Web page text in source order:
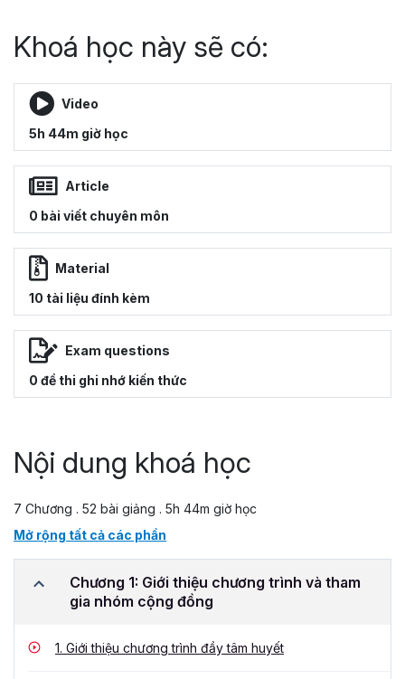
Khoá học này sẽ có:
Video
5h 44m giờ học
Article
0 bài viết chuyên môn
Material
10 tài liệu đính kèm
Exam questions
0 đề thi ghi nhớ kiến thức
Nội dung khoá học
7 Chương . 52 bài giảng . 5h 44m giờ học
Mở rộng tất cả các phần
Chương 1: Giới thiệu chương trình và tham
gia nhóm cộng đồng
1. Giới thiệu chương trình đầy tâm huyết